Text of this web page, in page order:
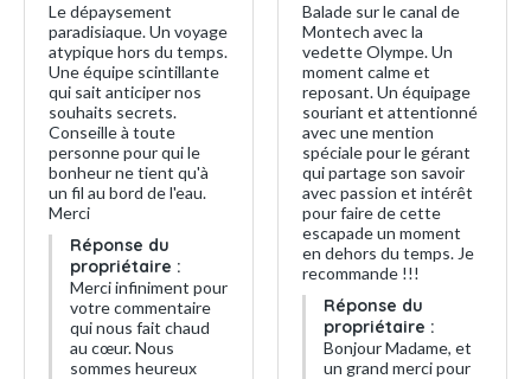
Le dépaysement
paradisiaque. Un voyage
atypique hors du temps.
Une équipe scintillante
qui sait anticiper nos
souhaits secrets.
Conseille à toute
personne pour qui le
bonheur ne tient qu'à
un fil au bord de l'eau.
Merci
Réponse du
propriétaire :
Merci infiniment pour
votre commentaire
qui nous fait chaud
au cœur. Nous
sommes heureux
Balade sur le canal de
Montech avec la
vedette Olympe. Un
moment calme et
reposant. Un équipage
souriant et attentionné
avec une mention
spéciale pour le gérant
qui partage son savoir
avec passion et intérêt
pour faire de cette
escapade un moment
en dehors du temps. Je
recommande !!!
Réponse du
propriétaire :
Bonjour Madame, et
un grand merci pour